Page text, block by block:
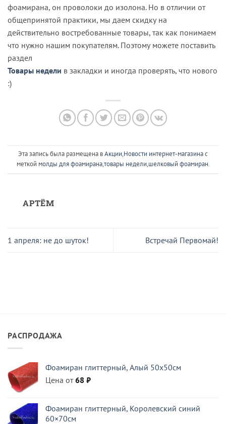
фоамирана, он проволоки до изолона. Но в отличии от
общепринятой практики, мы даем скидку на
действительно востребованные товары, так как понимаем
что нужно нашим покупателям. Поэтому можете поставить
раздел
Товары недели в закладки и иногда проверять, что нового
:)
Эта запись была размещена вАкции,Новости интернет-магазинас
меткой молды для фоамирана,товары недели,шелковый фоамиран.
АРТЁМ
1 апреля: не до шуток! Встречай Первомай!
РАСПРОДАЖА
Фоамиран глиттерный, Алый 50x50см
Цена от68 ₽
Фоамиран глиттерный, Королевский синий
60×70см